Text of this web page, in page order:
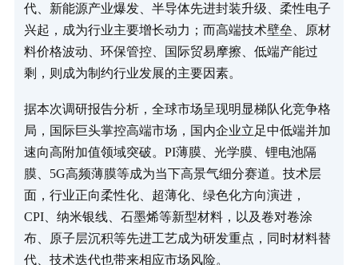
代、新能源产业爆发、半导体先进封装升级、柔性电子
兴起，成为行业主要增长动力；而高端技术壁垒、原材
料价格波动、环保管控、国际贸易摩擦、低端产能过
剩，则成为制约行业发展的主要因素。
据本次调研报告分析，全球市场呈现明显梯队化竞争格
局，国际巨头掌控高端市场，国内企业立足中低端并加
速向高附加值领域突破。PI薄膜、光学膜、锂电池隔
膜、5G高频薄膜等成为当下高景气细分赛道。技术层
面，行业正向柔性化、超薄化、绿色化方向演进，
CPI、纳米银线、石墨烯等新型材料，以及卷对卷涂
布、原子层沉积等先进工艺成为研发重点，同时材料替
代、技术迭代也带来相应市场风险。